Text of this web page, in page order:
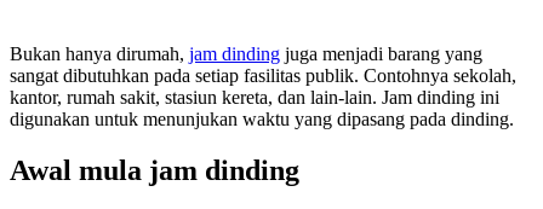
Bukan hanya dirumah, jam dinding juga menjadi barang yang
sangat dibutuhkan pada setiap fasilitas publik. Contohnya sekolah,
kantor, rumah sakit, stasiun kereta, dan lain-lain. Jam dinding ini
digunakan untuk menunjukan waktu yang dipasang pada dinding.
Awal mula jam dinding